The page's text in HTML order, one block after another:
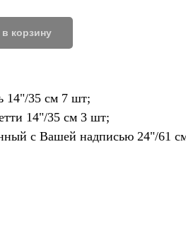
корзину
14"/35 см 7 шт;
14"/35 см 3 шт;
с Вашей надписью 24"/61